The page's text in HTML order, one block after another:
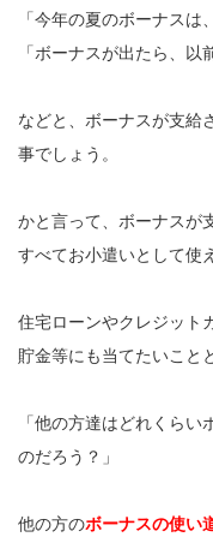
「今年の夏のボーナスは
「ボーナスが出たら、以
などと、ボーナスが支給
事でしょう。
かと言って、ボーナスが
すべてお小遣いとして使
住宅ローンやクレジット
貯金等にも当てたいこと
「他の方達はどれくら
のだろう？」
他の方のボーナスの使い